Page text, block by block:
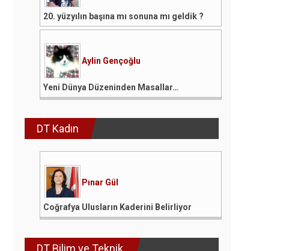
20. yüzyılın başına mı sonuna mı geldik ?
Aylin Gençoğlu
Yeni Dünya Düzeninden Masallar…
DT Kadın
Pınar Gül
Coğrafya Ulusların Kaderini Belirliyor
DT Bilim ve Teknik